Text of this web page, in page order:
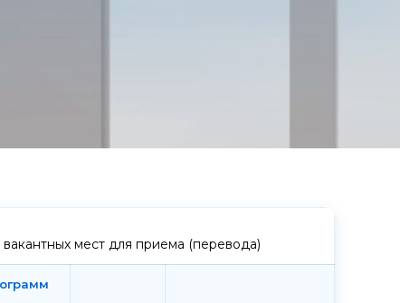
вакантных мест для приема (перевода)